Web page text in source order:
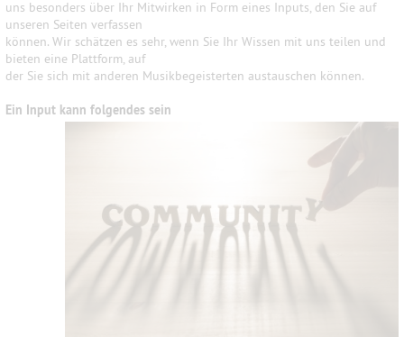
uns besonders über Ihr Mitwirken in Form eines Inputs, den Sie auf
unseren Seiten verfassen
können. Wir schätzen es sehr, wenn Sie Ihr Wissen mit uns teilen und
bieten eine Plattform, auf
der Sie sich mit anderen Musikbegeisterten austauschen können.
Ein Input kann folgendes sein